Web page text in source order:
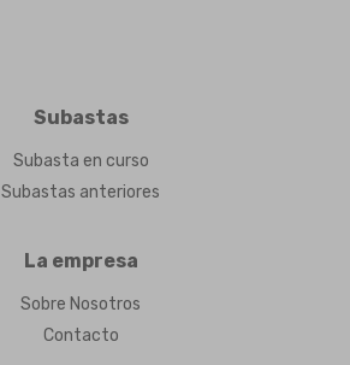
Subastas
Subasta en curso
Subastas anteriores
La empresa
Sobre Nosotros
Contacto